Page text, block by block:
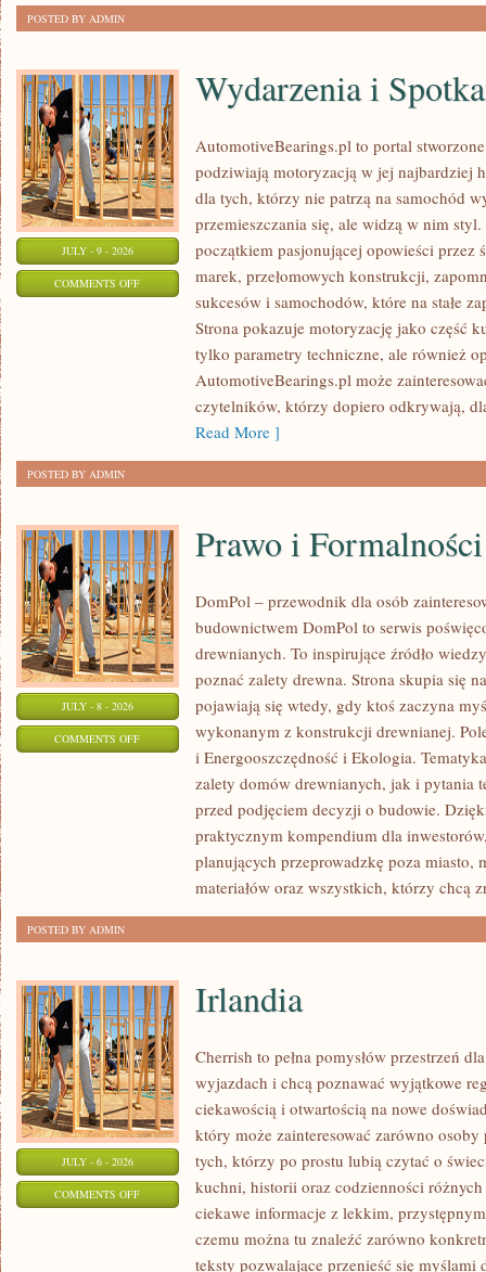
POSTED BY ADMIN
JULY - 9 - 2026
COMMENTS OFFON
WYDARZENIA
SPOTKANIA
KLASYKÓW
Wydarzenia i
AutomotiveBearings.pl to portal
podziwiają motoryzacją w jej najbardziej
dla tych, którzy nie patrzą na samochód
przemieszczania się, ale widzą w nim
początkiem pasjonującej opowieści przez
marek, przełomowych konstrukcji,
sukcesów i samochodów, które na stałe
Strona pokazuje motoryzację jako część
tylko parametry techniczne, ale również
AutomotiveBearings.pl może
czytelników, którzy dopiero odkrywają,
Read More ]
POSTED BY ADMIN
JULY - 8 - 2026
COMMENTS OFFON
FORMALNOŚCI
Prawo i Formalności
DomPol – przewodnik dla osób
budownictwem DomPol to serwis
drewnianych. To inspirujące źródło
poznać zalety drewna. Strona skupia się
pojawiają się wtedy, gdy ktoś zaczyna
wykonanym z konstrukcji drewnianej.
i Energooszczędność i Ekologia.
zalety domów drewnianych, jak i pytania
przed podjęciem decyzji o budowie.
praktycznym kompendium dla
planujących przeprowadzkę poza miasto,
materiałów oraz wszystkich, którzy chcą
POSTED BY ADMIN
JULY - 6 - 2026
COMMENTS OFFON
Irlandia
Cherrish to pełna pomysłów przestrzeń
wyjazdach i chcą poznawać wyjątkowe
ciekawością i otwartością na nowe
który może zainteresować zarówno
tych, którzy po prostu lubią czytać o
kuchni, historii oraz codzienności
ciekawe informacje z lekkim,
czemu można tu znaleźć zarówno
teksty pozwalające przenieść się myślami